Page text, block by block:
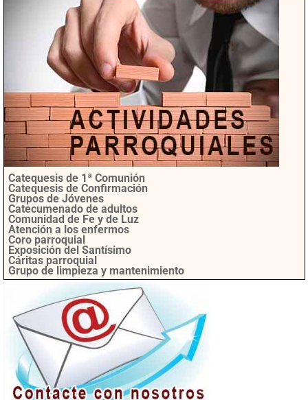
Catequesis de 1ª Comunión
Catequesis de Confirmación
Grupos de Jóvenes
Catecumenado de adultos
Comunidad de Fe y de Luz
Atención a los enfermos
Coro parroquial
Exposición del Santísimo
Cáritas parroquial
Grupo de limpieza y mantenimiento